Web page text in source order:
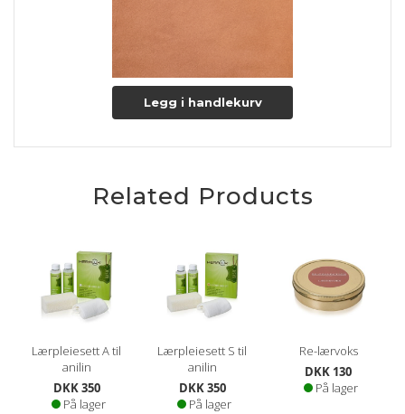
Legg i handlekurv
Related Products
Lærpleiesett A til
anilin
DKK 350
På lager
Lærpleiesett S til
anilin
DKK 350
På lager
Re-lærvoks
DKK 130
På lager